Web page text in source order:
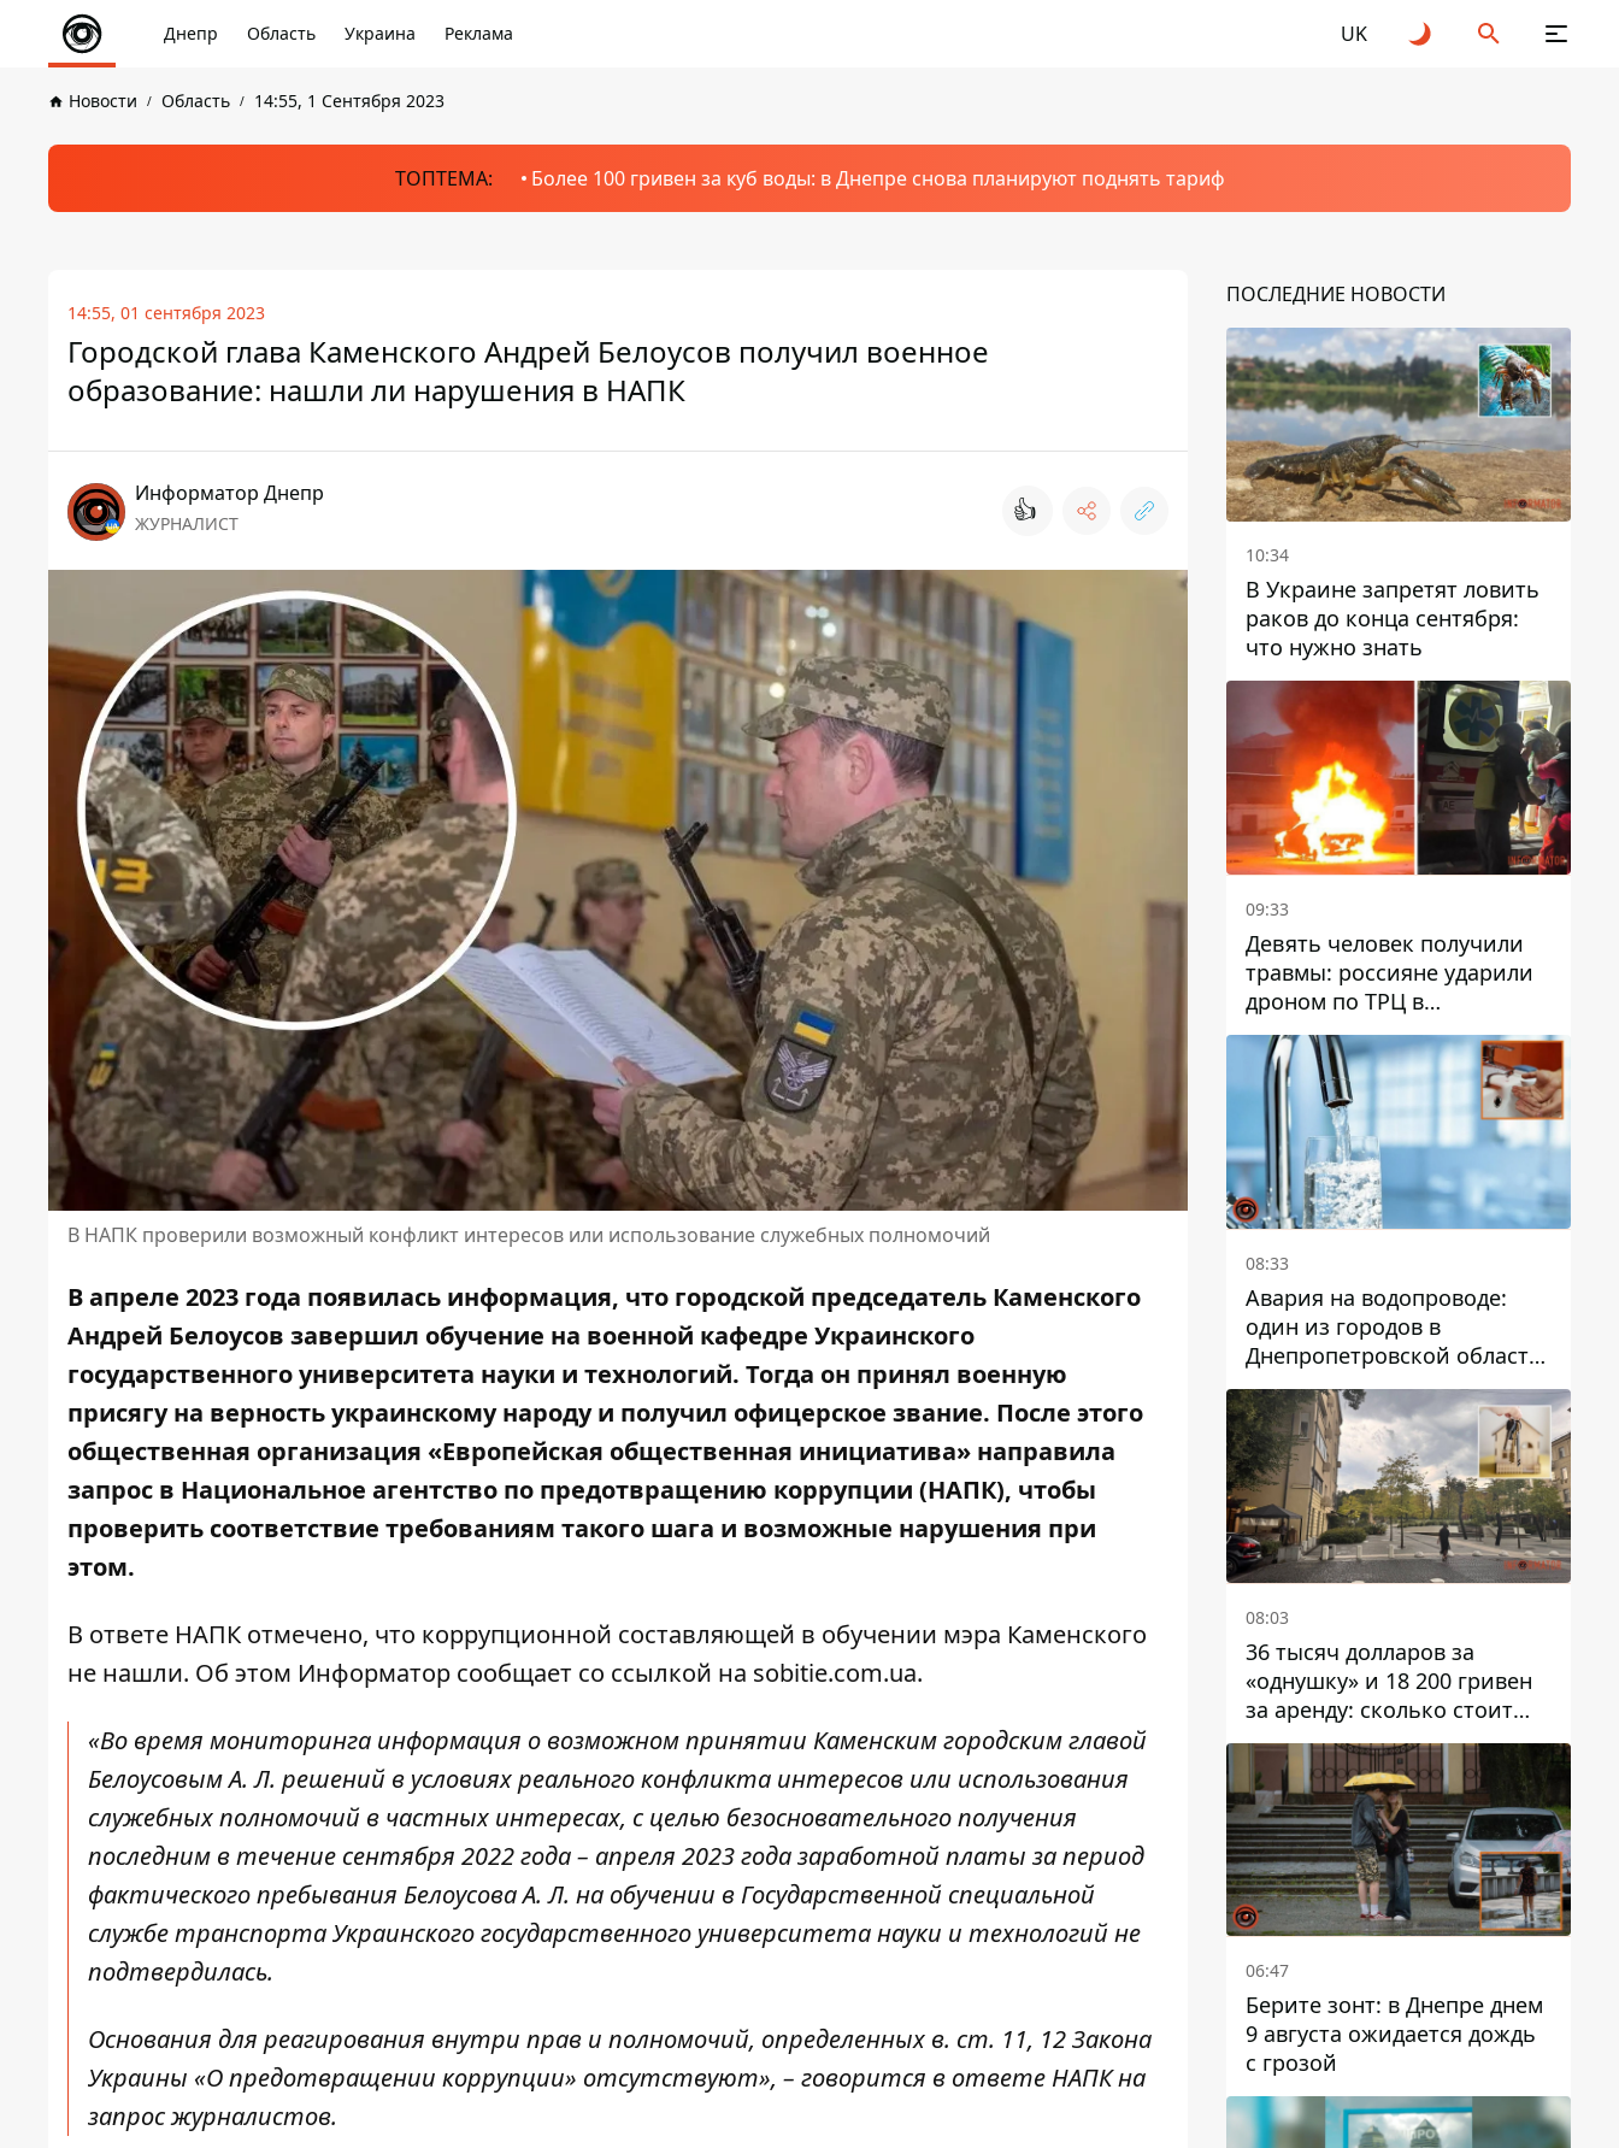
Днепр Область Украина Реклама UK
Новости Область 14:55, 1 Сентября 2023
ТОПТЕМА: Более 100 гривен за куб воды: в Днепре снова планируют поднять тариф
14:55, 01 сентября 2023
Городской глава Каменского Андрей Белоусов получил военное
образование: нашли ли нарушения в НАПК
Информатор Днепр
ЖУРНАЛИСТ 👍
В НАПК проверили возможный конфликт интересов или использование служебных полномочий
В апреле 2023 года появилась информация, что городской председатель Каменского
Андрей Белоусов завершил обучение на военной кафедре Украинского
государственного университета науки и технологий. Тогда он принял военную
присягуна верность украинскому народу и получил офицерское звание. После этого
общественная организация «Европейская общественная инициатива» направила
запрос в Национальное агентство по предотвращению коррупции (НАПК), чтобы
проверить соответствие требованиям такого шага и возможные нарушения при
этом.
В ответе НАПК отмечено, что коррупционной составляющей в обучении мэра Каменского
не нашли. Об этом Информатор сообщает со ссылкой на sobitie.com.ua.
«Во время мониторинга информация о возможном принятии Каменским городским главой
Белоусовым А. Л. решений в условиях реального конфликта интересов или использования
служебных полномочий в частных интересах, с целью безосновательного получения
последним в течение сентября 2022 года – апреля 2023 года заработной платы за период
фактического пребывания Белоусова А. Л. на обучении в Государственной специальной
службе транспорта Украинского государственного университета науки и технологий не
подтвердилась.
Основания для реагирования внутри прав и полномочий, определенных в. ст. 11, 12 Закона
Украины «О предотвращении коррупции» отсутствуют», – говорится в ответе НАПК на
запрос журналистов.
ПОСЛЕДНИЕ НОВОСТИ
10:34
В Украине запретят ловить
раков до конца сентября:
что нужно знать
09:33
Девять человек получили
травмы: россияне ударили
дроном по ТРЦ в
Павлограде, будет ли
работать заведение в
дальнейшем
08:33
Авария на водопроводе:
один из городов в
Днепропетровской области
остался без воды
08:03
36 тысяч долларов за
«однушку» и 18 200 гривен
за аренду: сколько стоит
жилье в Днепропетровской
области
06:47
Берите зонт: в Днепре днем ​​
9 августа ожидается дождь
с грозой